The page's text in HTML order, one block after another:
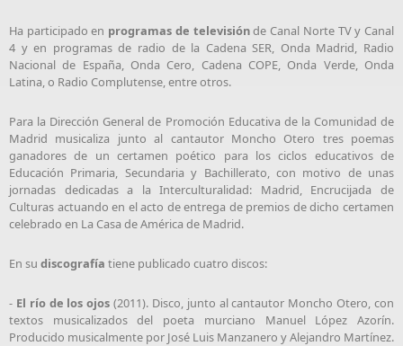
Ha participado en programas de televisiónde Canal Norte TV y Canal
4 y en programas de radio de la Cadena SER, Onda Madrid, Radio
Nacional de España, Onda Cero, Cadena COPE, Onda Verde, Onda
Latina, o Radio Complutense, entre otros.
Para la Dirección General de Promoción Educativa de la Comunidad de
Madrid musicaliza junto al cantautor Moncho Otero tres poemas
ganadores de un certamen poético para los ciclos educativos de
Educación Primaria, Secundaria y Bachillerato, con motivo de unas
jornadas dedicadas a la Interculturalidad: Madrid, Encrucijada de
Culturas actuando en el acto de entrega de premios de dicho certamen
celebrado en La Casa de América de Madrid.
En su discografía tiene publicado cuatro discos:
- El río de los ojos (2011). Disco, junto al cantautor Moncho Otero, con
textos musicalizados del poeta murciano Manuel López Azorín.
Producido musicalmente por José Luis Manzanero y Alejandro Martínez.